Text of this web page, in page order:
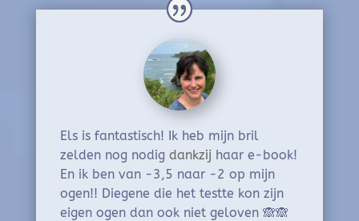
Els is fantastisch! Ik heb mijn bril
zelden nog nodig dankzij haar e-book!
En ik ben van -3,5 naar -2 op mijn
ogen!! Diegene die het testte kon zijn
eigen ogen dan ook niet geloven 🙈🙈